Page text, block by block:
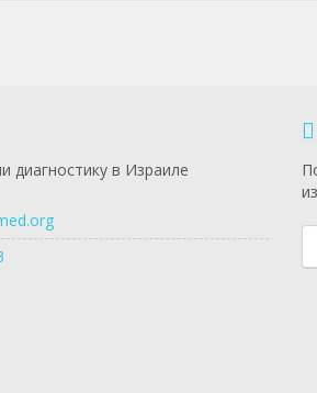
диагностику в Израиле